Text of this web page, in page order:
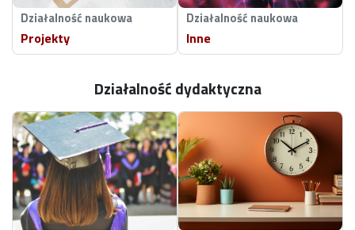
Działalność naukowa
Projekty
Działalność naukowa
Inne
Działalność dydaktyczna